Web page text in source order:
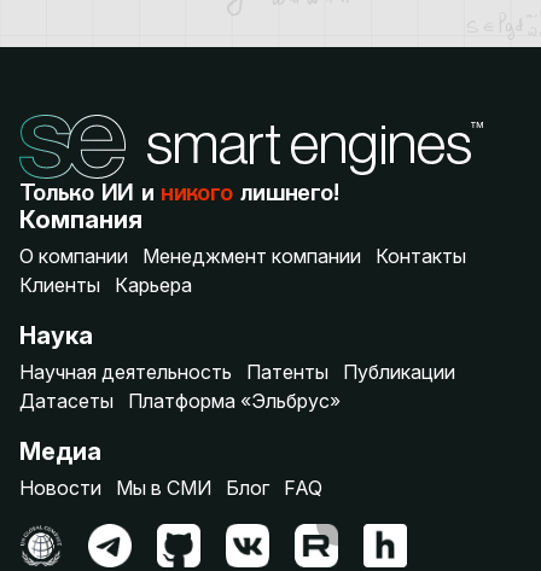
Только ИИ и никоголишнего!
Компания
О компании Менеджмент компании
Контакты
Клиенты
Карьера
Наука
Научная деятельность Патенты
Публикации
Датасеты
Платформа «Эльбрус»
Медиа
Новости Мы в СМИ Блог FAQ